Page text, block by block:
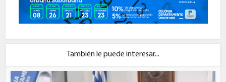
También le puede interesar...